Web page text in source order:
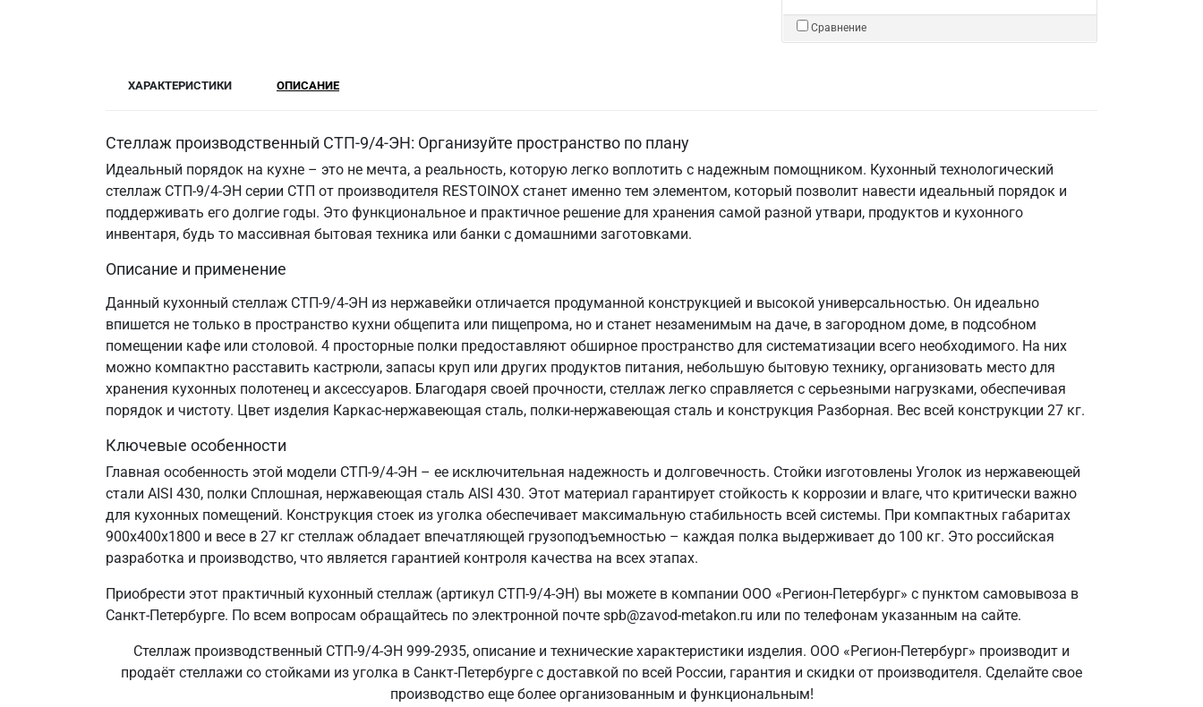
Сравнение
ХАРАКТЕРИСТИКИ ОПИСАНИЕ
Стеллаж производственный СТП-9/4-ЭН: Организуйте пространство по плану
Идеальный порядок на кухне – это не мечта, а реальность, которую легко воплотить с надежным помощником. Кухонный технологический
стеллаж СТП-9/4-ЭН серии СТП от производителя RESTOINOX станет именно тем элементом, который позволит навести идеальный порядок и
поддерживать его долгие годы. Это функциональное и практичное решение для хранения самой разной утвари, продуктов и кухонного
инвентаря, будь то массивная бытовая техника или банки с домашними заготовками.
Описание и применение
Данный кухонный стеллаж СТП-9/4-ЭН из нержавейки отличается продуманной конструкцией и высокой универсальностью. Он идеально
впишется не только в пространство кухни общепита или пищепрома, но и станет незаменимым на даче, в загородном доме, в подсобном
помещении кафе или столовой. 4 просторные полки предоставляют обширное пространство для систематизации всего необходимого. На них
можно компактно расставить кастрюли, запасы круп или других продуктов питания, небольшую бытовую технику, организовать место для
хранения кухонных полотенец и аксессуаров. Благодаря своей прочности, стеллаж легко справляется с серьезными нагрузками, обеспечивая
порядок и чистоту. Цвет изделия Каркас-нержавеющая сталь, полки-нержавеющая сталь и конструкция Разборная. Вес всей конструкции 27 кг.
Ключевые особенности
Главная особенность этой модели СТП-9/4-ЭН – ее исключительная надежность и долговечность. Стойки изготовлены Уголок из нержавеющей
стали AISI 430, полки Сплошная, нержавеющая сталь AISI 430. Этот материал гарантирует стойкость к коррозии и влаге, что критически важно
для кухонных помещений. Конструкция стоек из уголка обеспечивает максимальную стабильность всей системы. При компактных габаритах
900х400х1800 и весе в 27 кг стеллаж обладает впечатляющей грузоподъемностью – каждая полка выдерживает до 100 кг. Это российская
разработка и производство, что является гарантией контроля качества на всех этапах.
Приобрести этот практичный кухонный стеллаж (артикул СТП-9/4-ЭН) вы можете в компании ООО «Регион-Петербург» с пунктом самовывоза в
Санкт‑Петербурге. По всем вопросам обращайтесь по электронной почте spb@zavod-metakon.ru или по телефонам указанным на сайте.
Стеллаж производственный СТП-9/4-ЭН 999-2935, описание и технические характеристики изделия. ООО «Регион-Петербург» производит и
продаёт стеллажи со стойками из уголка в Санкт‑Петербурге с доставкой по всей России, гарантия и скидки от производителя. Сделайте свое
производство еще более организованным и функциональным!